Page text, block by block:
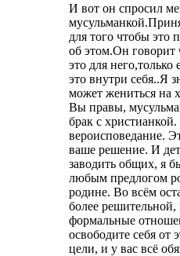
И вот он спросил
для того чтобы это
об этом.Он говорит
это для
это внутри себя..Я
может жениться на
Вы правы,
брак с
вероисповедание.
ваше решение. И
заводить общих, я
любым предлогом
родине. Во всём
более решительной,
формальные
освободите себя от
цели, и у вас всё